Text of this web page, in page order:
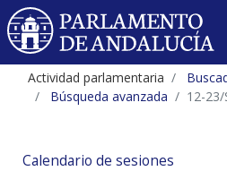
Actividad parlamentaria
Búsqueda avanzada
12-23/
Calendario de sesiones